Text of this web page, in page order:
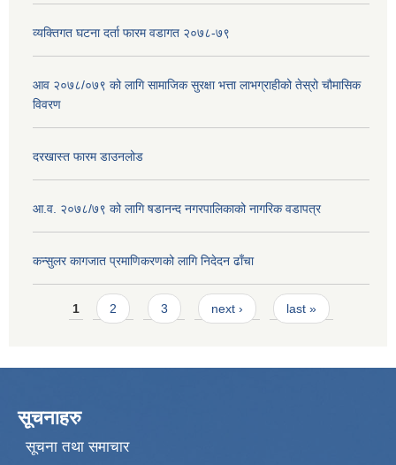
व्यक्तिगत घटना दर्ता फारम वडागत २०७८-७९
आव २०७८/०७९ को लागि सामाजिक सुरक्षा भत्ता लाभग्राहीको तेस्रो चौमासिक
विवरण
दरखास्त फारम डाउनलोड
आ.व. २०७८/७९ को लागि षडानन्द नगरपालिकाको नागरिक वडापत्र
कन्सुलर कागजात प्रमाणिकरणको लागि निदेदन ढाँचा
Pages
1 2 3 next › last »
सूचनाहरु
सूचना तथा समाचार